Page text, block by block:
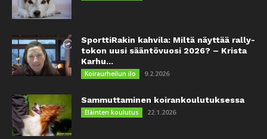
SporttiRakin kahvila: Miltä näyttää rally-
tokon uusi sääntövuosi 2026? – Krista
Karhu...
Koiraurheilun ilo 9.2.2026
Sammuttaminen koirankoulutuksessa
Eläinten koulutus 22.1.2026